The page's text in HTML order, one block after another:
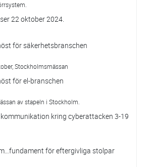
22 oktober 2024.
för säkerhetsbranschen
Stockholmsmässan
för el-branschen
av stapeln i Stockholm.
kring cyberattacken 3-19
för eftergivliga stolpar